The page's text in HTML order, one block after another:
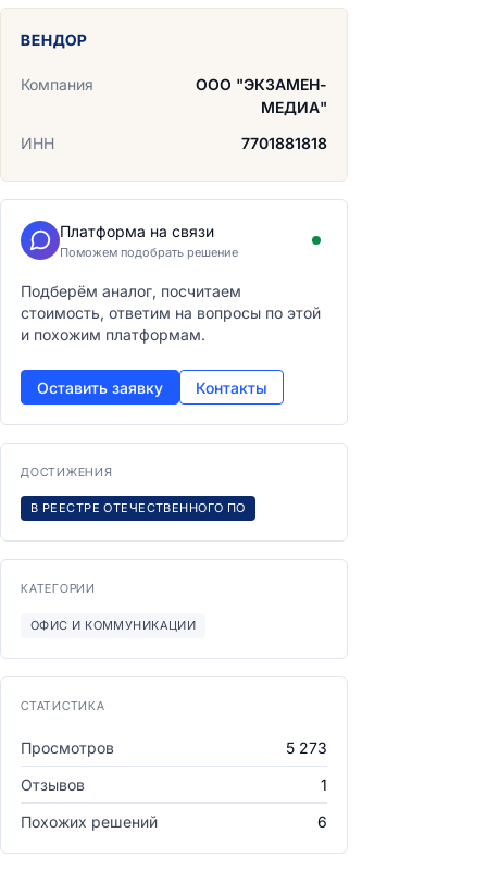
ВЕНДОР
Компания
ООО "ЭКЗАМЕН-
МЕДИА"
ИНН
7701881818
Платформа на связи
Поможем подобрать решение
Подберём аналог, посчитаем
стоимость, ответим на вопросы по этой
и похожим платформам.
Оставить заявку Контакты
ДОСТИЖЕНИЯ
В РЕЕСТРЕ ОТЕЧЕСТВЕННОГО ПО
КАТЕГОРИИ
ОФИС И КОММУНИКАЦИИ
СТАТИСТИКА
Просмотров
5 273
Отзывов
1
Похожих решений
6